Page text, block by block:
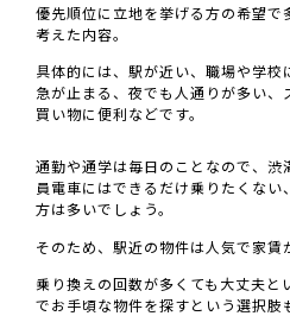
優先順位に立地を挙げる方の希望で
考えた内容。
具体的には、駅が近い、職場や学
急が止まる、夜でも人通りが多い、
買い物に便利などです。
通勤や通学は毎日のことなので、
員電車にはできるだけ乗りたくない
方は多いでしょう。
そのため、駅近の物件は人気で家賃
乗り換えの回数が多くても大丈夫と
でお手頃な物件を探すという選択肢